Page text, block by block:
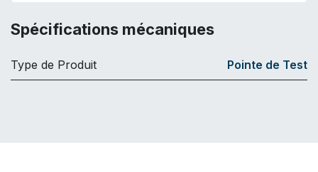
Spécifications mécaniques
Type de Produit Pointe de Test